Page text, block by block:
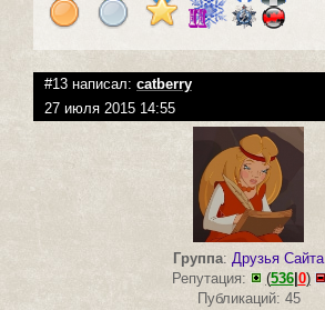
#13 написал: catberry
27 июля 2015 14:55
Группа: Друзья Сайта
Репутация:
(536| 0)
Публикаций: 45